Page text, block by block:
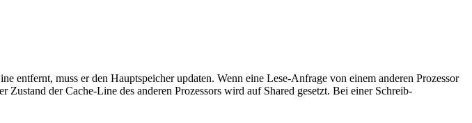
muss er den Hauptspeicher updaten. Wenn eine Lese-Anfrage von einem anderen Prozessor
der Cache-Line des anderen Prozessors wird auf Shared gesetzt. Bei einer Schreib-